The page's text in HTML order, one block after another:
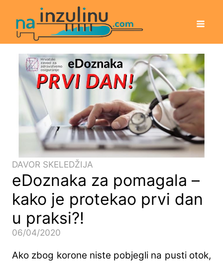
DAVOR SKELEDŽIJA
eDoznaka za pomagala –
kako je protekao prvi dan
u praksi?!
06/04/2020
Ako zbog korone niste pobjegli na pusti otok,